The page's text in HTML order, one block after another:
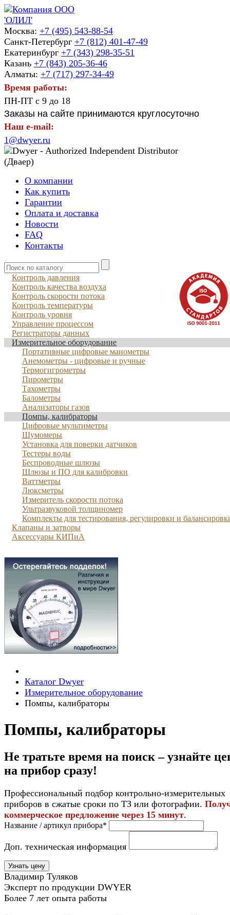
Москва: +7 (495) 543-88-54
Санкт-Петербург +7 (812) 401-47-49
Екатеринбург +7 (343) 298-35-51
Казань +7 (843) 205-36-46
Алматы: +7 (717) 297-34-49
Время работы:
ПН-ПТ с 9 до 18
Заказы на сайте принимаются круглосуточно
Наш e-mail:
1@dwyer.ru
О компании
Как купить
Гарантии
Оплата и доставка
Новости
FAQ
Контакты
Контроль давления
Контроль качества воздуха
Контроль скорости потока
Контроль температуры
Контроль уровня
Управление процессом
Регистраторы данных
Измерительное оборудование
Портативные цифровые манометры
Анемометры - цифровые и ручные
Термогигрометры
Пирометры
Тахометры
Балометры
Анализаторы газов
Помпы, калибраторы
Цифровые мультиметры
Шумомеры
Установка для поверки датчиков
Тестеры воды
Беспроводные шлюзы
Шлюзы и ПО для калибровки
Ваттметры
Люксметры
Измеритель скорости потока
Ультразвуковой толщиномер
Комплекты для тестирования, регулировки и
Клапаны и затворы
Аксессуары КИПиА
Каталог Dwyer
Измерительное оборудование
Помпы, калибраторы
Помпы, калибраторы
Не тратьте время на поиск – узнайте
на прибор сразу!
Профессиональный подбор контрольно-измерительных
приборов в сжатые сроки по ТЗ или фотографии.
коммерческое предложение через 15 минут.
Название / артикул прибора*
Доп. техническая информация
Узнать цену
Владимир Туляков
Эксперт по продукции DWYER
Более 7 лет опыта работы